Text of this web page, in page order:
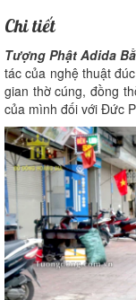
Chi tiết
Tượng Phật Adida
tác của nghệ thuật
gian thờ cúng, đồng
của mình đối với Đức